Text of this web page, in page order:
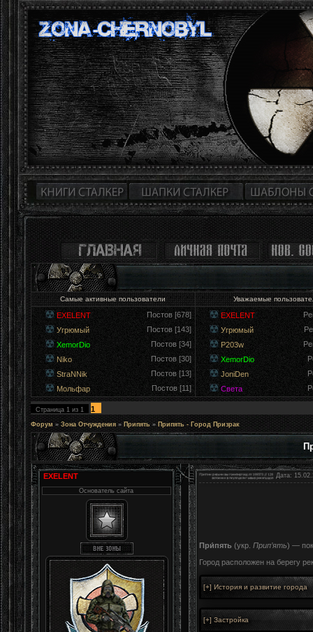
Самые активные пользователи Уважаемые
EXELENT
Постов [678]
Угрюмый
Постов [143]
XemorDio
Постов [34]
Niko
Постов [30]
StraNNik
Постов [13]
Мольфар
Постов [11]
EXELENT
Угрюмый
P203w
XemorDio
JoniDen
Света
Страница 1 из 1 1
Форум » Зона Отчуждения » Припять » Припять - Город Призрак
EXELENT
Основатель сайта
Дата:
При́пять (укр. Прип’ять) —
Город расположен на берегу